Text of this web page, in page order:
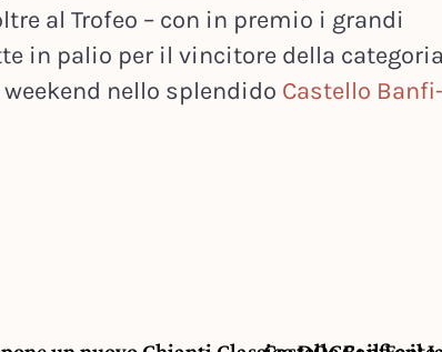
al Trofeo – con in premio i grandi
in palio per il vincitore della categoria
nello splendido Castello Banfi-